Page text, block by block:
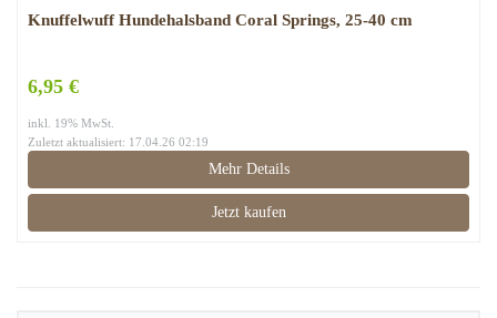
Knuffelwuff Hundehalsband Coral Springs, 25-40 cm
6,95 €
inkl. 19% MwSt.
Zuletzt aktualisiert: 17.04.26 02:19
Mehr Details
Jetzt kaufen